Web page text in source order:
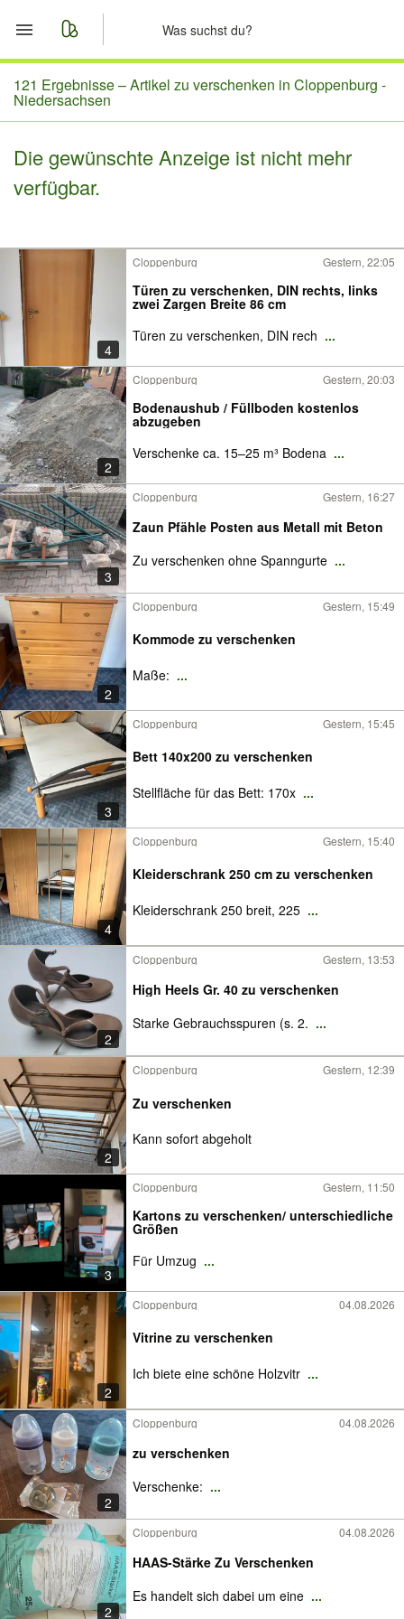
Start
Merkliste
Nachrichten
121 Ergebnisse –Artikel zu verschenken in Cloppenburg -
Niedersachsen
Die gewünschte Anzeige ist nicht mehr
verfügbar.
4
Cloppenburg Gestern, 22:05
Türen zu verschenken, DIN rechts, links
zwei Zargen Breite 86 cm
Türen zu verschenken, DIN rech ...
2
Cloppenburg Gestern, 20:03
Bodenaushub / Füllboden kostenlos
abzugeben
Verschenke ca. 15–25 m³ Bodena ...
3
Cloppenburg Gestern, 16:27
Zaun Pfähle Posten aus Metall mit Beton
Zu verschenken ohne Spanngurte ...
2
Cloppenburg Gestern, 15:49
Kommode zu verschenken
Maße: ...
3
Cloppenburg Gestern, 15:45
Bett 140x200 zu verschenken
Stellfläche für das Bett: 170x ...
4
Cloppenburg Gestern, 15:40
Kleiderschrank 250 cm zu verschenken
Kleiderschrank 250 breit, 225 ...
2
Cloppenburg Gestern, 13:53
High Heels Gr. 40 zu verschenken
Starke Gebrauchsspuren (s. 2. ...
2
Cloppenburg Gestern, 12:39
Zu verschenken
Kann sofort abgeholt
3
Cloppenburg Gestern, 11:50
Kartons zu verschenken/ unterschiedliche
Größen
Für Umzug ...
2
Cloppenburg 04.08.2026
Vitrine zu verschenken
Ich biete eine schöne Holzvitr ...
2
Cloppenburg 04.08.2026
zu verschenken
Verschenke: ...
2
Cloppenburg 04.08.2026
HAAS-Stärke Zu Verschenken
Es handelt sich dabei um eine ...